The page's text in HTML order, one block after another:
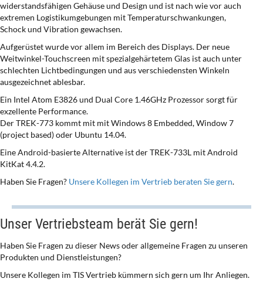
widerstandsfähigen Gehäuse und Design und ist nach wie vor auch
extremen Logistikumgebungen mit Temperaturschwankungen,
Schock und Vibration gewachsen.
Aufgerüstet wurde vor allem im Bereich des Displays. Der neue
Weitwinkel-Touchscreen mit spezialgehärtetem Glas ist auch unter
schlechten Lichtbedingungen und aus verschiedensten Winkeln
ausgezeichnet ablesbar.
Ein Intel Atom E3826 und Dual Core 1.46GHz Prozessor sorgt für
exzellente Performance.
Der TREK-773 kommt mit mit Windows 8 Embedded, Window 7
(project based) oder Ubuntu 14.04.
Eine Android-basierte Alternative ist der TREK-733L mit Android
KitKat 4.4.2.
Haben Sie Fragen? Unsere Kollegen im Vertrieb beraten Sie gern.
Unser Vertriebsteam berät Sie gern!
Haben Sie Fragen zu dieser News oder allgemeine Fragen zu unseren
Produkten und Dienstleistungen?
Unsere Kollegen im TIS Vertrieb kümmern sich gern um Ihr Anliegen.